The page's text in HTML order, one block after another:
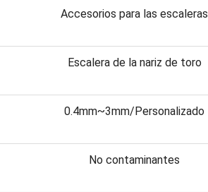
Accesorios para las escaleras
Escalera de la nariz de toro
0.4mm~3mm/Personalizado
No contaminantes